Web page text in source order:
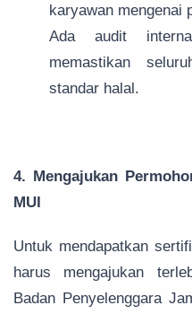
karyawan mengenai
Ada audit
memastikan
standar halal.
4. Mengajukan
MUI
Untuk mendapatkan
harus mengajukan
Badan Penyelenggara